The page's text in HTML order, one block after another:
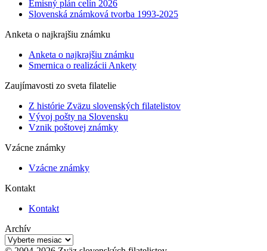
Emisný plán celín 2026
Slovenská známková tvorba 1993-2025
Anketa o najkrajšiu známku
Anketa o najkrajšiu známku
Smernica o realizácii Ankety
Zaujímavosti zo sveta filatelie
Z histórie Zväzu slovenských filatelistov
Vývoj pošty na Slovensku
Vznik poštovej známky
Vzácne známky
Vzácne známky
Kontakt
Kontakt
Archív
Archív